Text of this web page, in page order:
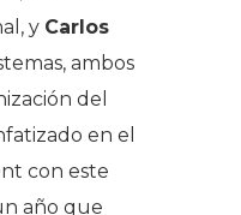
y Carlos
ambos
del
en el
con este
año que